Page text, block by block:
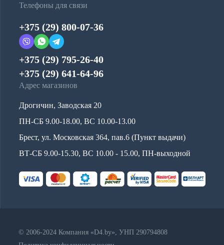
Телефоны для связи
+375 (29) 800-07-36
+375 (29) 795-26-40
+375 (29) 641-64-96
Адрес магазинов
Дрогичин, Заводская 20
ПН-СБ 9.00-18.00, ВС 10.00-13.00
Брест, ул. Московская 364, пав.6 (Пункт выдачи)
ВТ-СБ 9.00-15.30, ВС 10.00 - 15.00, ПН-выходной
© 2006-2024 Компания «D4.by», УНП 290794808